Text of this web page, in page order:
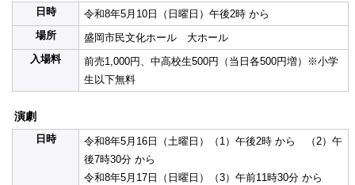
日時
令和8年5月10日（日曜日）午後2時 から
場所
盛岡市民文化ホール 大ホール
入場料
前売1,000円、中高校生500円（当日各500円増）※小学
生以下無料
演劇
日時
令和8年5月16日（土曜日）（1）午後2時 から （2）午
後7時30分 から
令和8年5月17日（日曜日）（3）午前11時30分 から